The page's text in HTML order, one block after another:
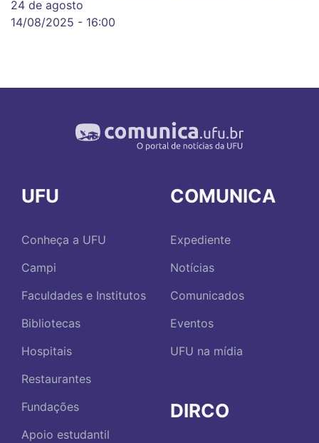
24 de agosto
14/08/2025 - 16:00
UFU
Conheça a UFU
Campi
Faculdades e Institutos
Bibliotecas
Hospitais
Restaurantes
Fundações
Apoio estudantil
COMUNICA
Expediente
Notícias
Comunicados
Eventos
UFU na mídia
DIRCO